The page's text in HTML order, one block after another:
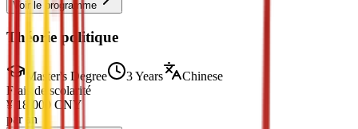
Voir le programme
Théorie politique
Master's Degree 3 Years
Chinese
Frais de scolarité
¥ 18,000 CNY
par an